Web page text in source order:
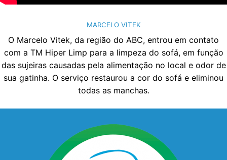
MARCELO VITEK
O Marcelo Vitek, da região do ABC, entrou em contato
com a TM Hiper Limp para a limpeza do sofá, em função
das sujeiras causadas pela alimentação no local e odor de
sua gatinha. O serviço restaurou a cor do sofá e eliminou
todas as manchas.